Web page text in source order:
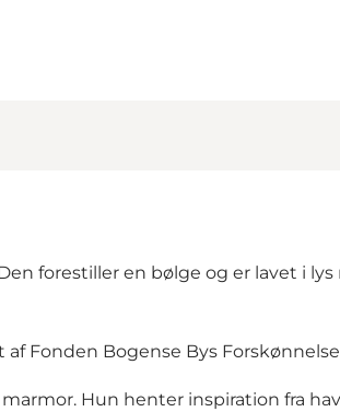
forestiller en bølge og er lavet i
Fonden Bogense Bys
Hun henter inspiration fra